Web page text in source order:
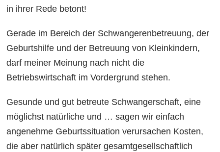
in ihrer Rede betont!
Gerade im Bereich der Schwangerenbetreuung, der
Geburtshilfe und der Betreuung von Kleinkindern,
darf meiner Meinung nach nicht die
Betriebswirtschaft im Vordergrund stehen.
Gesunde und gut betreute Schwangerschaft, eine
möglichst natürliche und … sagen wir einfach
angenehme Geburtssituation verursachen Kosten,
die aber natürlich später gesamtgesellschaftlich